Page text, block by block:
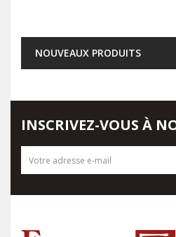
NOUVEAUX PRODUITS